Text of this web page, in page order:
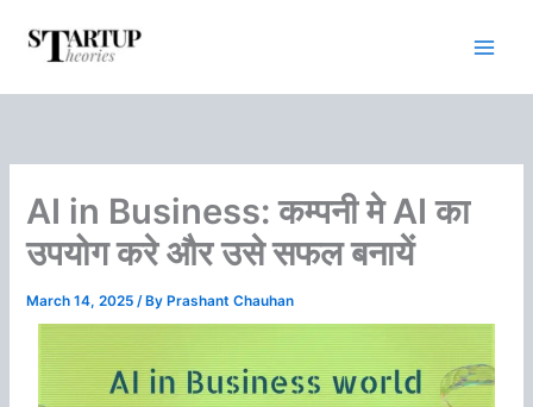
content
AI in Business: कम्‍पनी मे AI का
उपयोग करे और उसे सफल बनायें
March 14, 2025/ By Prashant Chauhan